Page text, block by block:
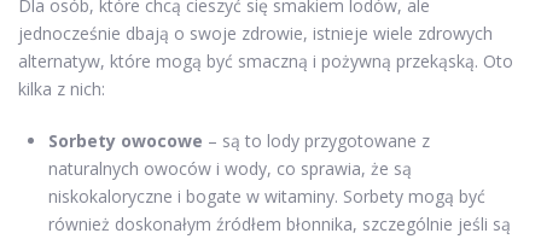
Dla osób, które chcą cieszyć się smakiem lodów, ale
jednocześnie dbają o swoje zdrowie, istnieje wiele zdrowych
alternatyw, które mogą być smaczną i pożywną przekąską. Oto
kilka z nich:
Sorbety owocowe – są to lody przygotowane z
naturalnych owoców i wody, co sprawia, że są
niskokaloryczne i bogate w witaminy. Sorbety mogą być
również doskonałym źródłem błonnika, szczególnie jeśli są